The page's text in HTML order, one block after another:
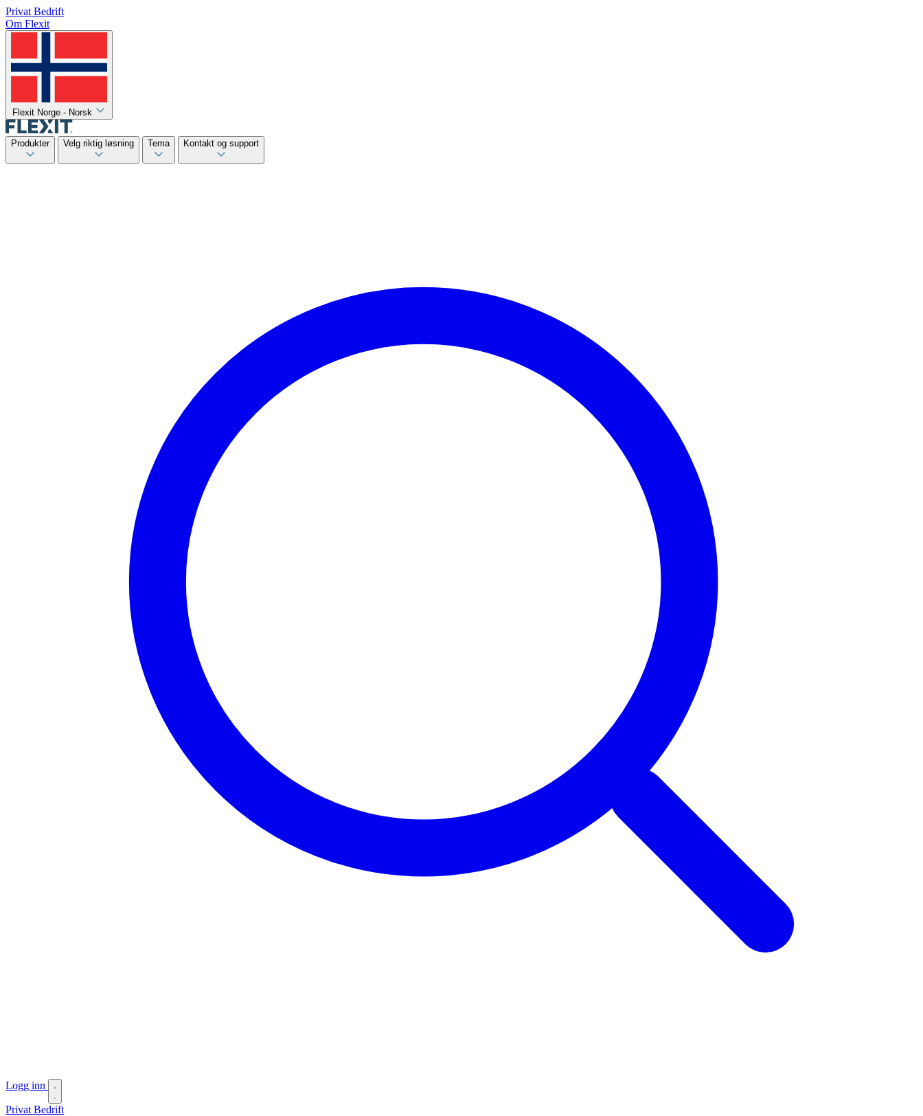
Privat Bedrift
Om Flexit
Flexit Norge - Norsk
Produkter Velg riktig løsning Tema Kontakt og support
Logg inn
Privat Bedrift